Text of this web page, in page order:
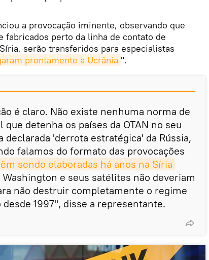
a provocação iminente, observando que
fabricados perto da linha de contato de
serão transferidos para especialistas
prontamente à Ucrânia ".
é claro. Não existe nenhuma norma de
detenha os países da OTAN no seu
declarada 'derrota estratégica' da Rússia,
falamos do formato das provocações
sendo elaboradas há anos na Síria
e seus satélites não deveriam
não destruir completamente o regime
1997", disse a representante.